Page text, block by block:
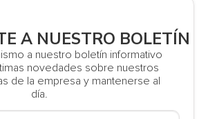
A NUESTRO BOLETÍN
a nuestro boletín informativo
novedades sobre nuestros
de la empresa y mantenerse al
día.